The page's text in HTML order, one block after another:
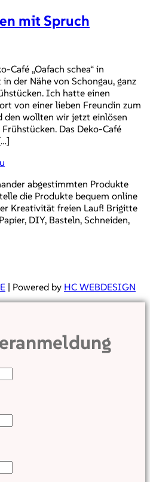
mit Spruch
Café „Oafach schea“ in
der Nähe von Schongau, ganz
Ich hatte einen
von einer lieben Freundin zum
den wollten wir jetzt einlösen
Das Deko-Café
abgestimmten Produkte
die Produkte bequem online
Kreativität freien Lauf! Brigitte
DIY, Basteln, Schneiden,
| Powered by HC WEBDESIGN